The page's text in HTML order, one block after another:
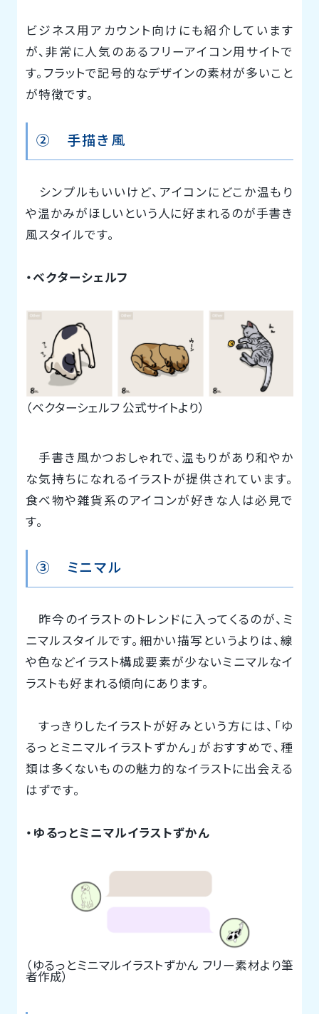
ビジネス用アカウント向けにも紹介しています
が、非常に人気のあるフリーアイコン用サイトで
す。フラットで記号的なデザインの素材が多いこと
が特徴です。
② 手描き風
シンプルもいいけど、アイコンにどこか温もり
や温かみがほしいという人に好まれるのが手書き
風スタイルです。
・ベクターシェルフ
（ベクターシェルフ 公式サイトより）
手書き風かつおしゃれで、温もりがあり和やか
な気持ちになれるイラストが提供されています。
食べ物や雑貨系のアイコンが好きな人は必見で
す。
③ ミニマル
昨今のイラストのトレンドに入ってくるのが、ミ
ニマルスタイルです。細かい描写というよりは、線
や色などイラスト構成要素が少ないミニマルなイ
ラストも好まれる傾向にあります。
すっきりしたイラストが好みという方には、「ゆ
るっとミニマルイラストずかん」がおすすめで、種
類は多くないものの魅力的なイラストに出会える
はずです。
・ゆるっとミニマルイラストずかん
（ゆるっとミニマルイラストずかん フリー素材より筆
者作成）